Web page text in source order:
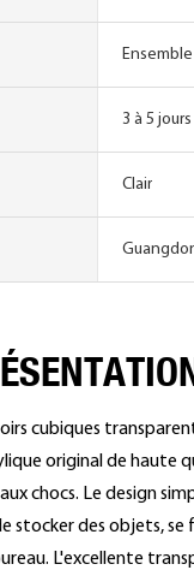
3 à 5 jours
Clair
cubiques
original de haute
chocs. Le design
stocker des objets, se
L'excellente